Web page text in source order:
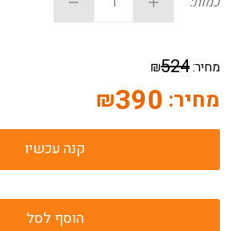
מחיר:524
₪
מחיר: 390
₪
קנה עכשיו
הוסף לסל